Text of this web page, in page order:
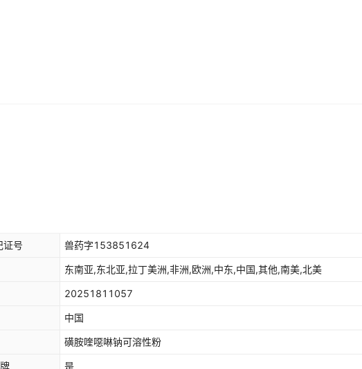
证号 兽药字153851624
东南亚,东北亚,拉丁美洲,非洲,欧洲,中东,中国,其他,南美,北美
20251811057
中国
磺胺喹噁啉钠可溶性粉
是